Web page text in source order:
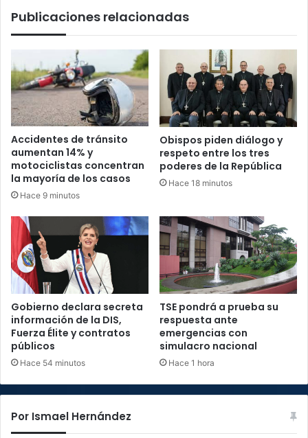
Publicaciones relacionadas
Accidentes de tránsito
aumentan 14% y
motociclistas concentran
la mayoría de los casos
Hace 9 minutos
Obispos piden diálogo y
respeto entre los tres
poderes de la República
Hace 18 minutos
Gobierno declara secreta
información de la DIS,
Fuerza Élite y contratos
públicos
Hace 54 minutos
TSE pondrá a prueba su
respuesta ante
emergencias con
simulacro nacional
Hace 1 hora
Por Ismael Hernández